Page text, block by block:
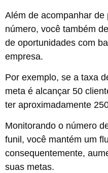
Além de acompanhar
número, você também
de oportunidades com
empresa.
Por exemplo, se a taxa
meta é alcançar 50
ter aproximadamente
Monitorando o número
funil, você mantém um
consequentemente,
suas metas.